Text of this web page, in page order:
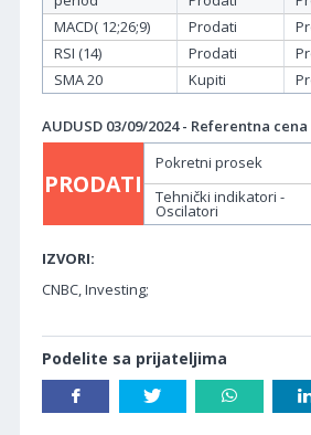
MACD( 12;26;9)
Prodati
RSI (14)
Prodati
SMA 20
Kupiti
AUDUSD 03/09/2024 - Referentna cena
PRODATI
Pokretni prosek
Tehnički indikatori -
Oscilatori
IZVORI:
CNBC, Investing;
Podelite sa prijateljima